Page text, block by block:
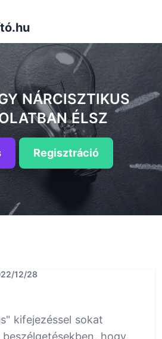
NÁRCISZTIKUS
ÉLSZ
Regisztráció
12/28
kifejezéssel sokat
hogy